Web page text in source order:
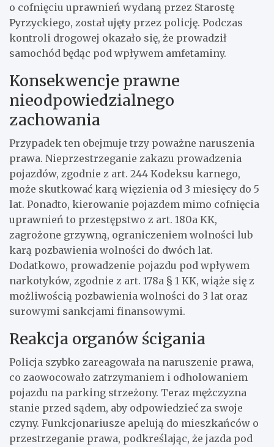
o cofnięciu uprawnień wydaną przez Starostę
Pyrzyckiego, został ujęty przez policję. Podczas
kontroli drogowej okazało się, że prowadził
samochód będąc pod wpływem amfetaminy.
Konsekwencje prawne
nieodpowiedzialnego
zachowania
Przypadek ten obejmuje trzy poważne naruszenia
prawa. Nieprzestrzeganie zakazu prowadzenia
pojazdów, zgodnie z art. 244 Kodeksu karnego,
może skutkować karą więzienia od 3 miesięcy do 5
lat. Ponadto, kierowanie pojazdem mimo cofnięcia
uprawnień to przestępstwo z art. 180a KK,
zagrożone grzywną, ograniczeniem wolności lub
karą pozbawienia wolności do dwóch lat.
Dodatkowo, prowadzenie pojazdu pod wpływem
narkotyków, zgodnie z art. 178a § 1 KK, wiąże się z
możliwością pozbawienia wolności do 3 lat oraz
surowymi sankcjami finansowymi.
Reakcja organów ścigania
Policja szybko zareagowała na naruszenie prawa,
co zaowocowało zatrzymaniem i odholowaniem
pojazdu na parking strzeżony. Teraz mężczyzna
stanie przed sądem, aby odpowiedzieć za swoje
czyny. Funkcjonariusze apelują do mieszkańców o
przestrzeganie prawa, podkreślając, że jazda pod